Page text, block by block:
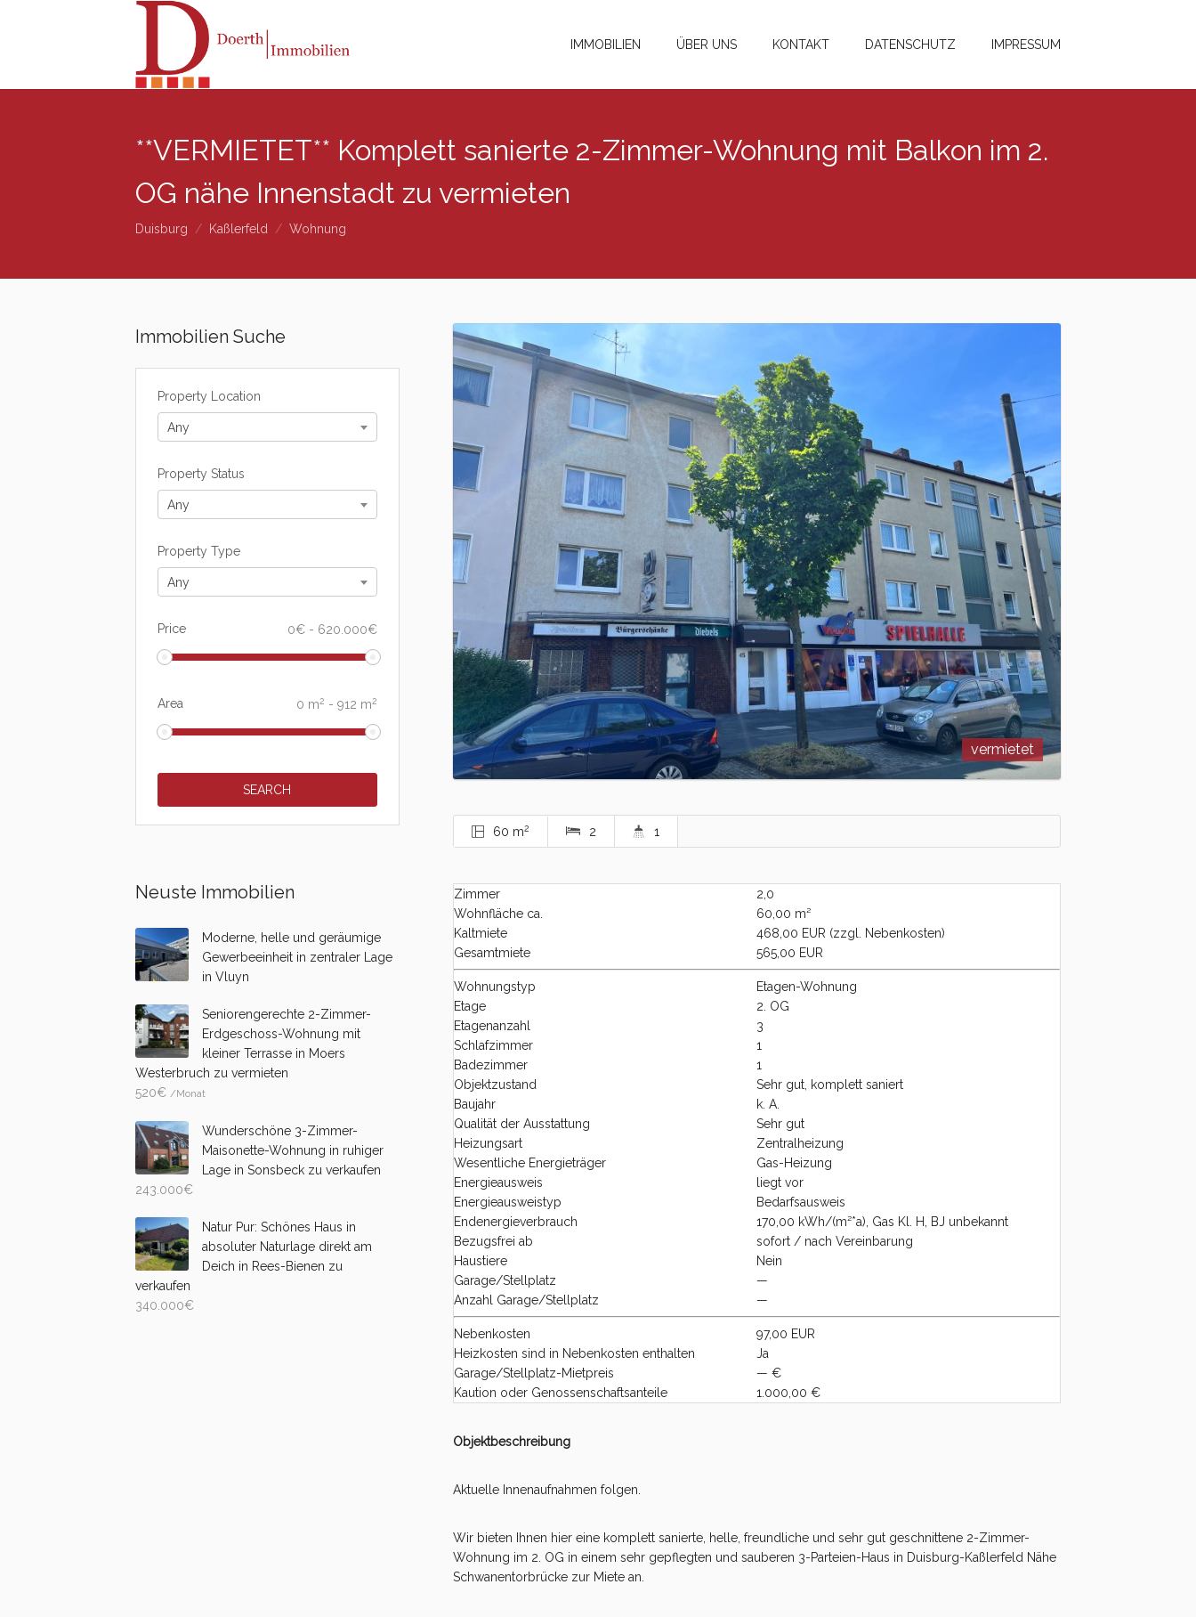
IMMOBILIEN ÜBER UNS KONTAKT DATENSCHUTZ IMPRESSUM
**VERMIETET** Komplett sanierte 2-Zimmer-Wohnung mit Balkon im 2.
OG nähe Innenstadt zu vermieten
Duisburg Kaßlerfeld Wohnung
vermietet
60 m2 2 1
Zimmer
2,0
Wohnfläche ca.
60,00 m²
Kaltmiete
468,00 EUR (zzgl. Nebenkosten)
Gesamtmiete
565,00 EUR
Wohnungstyp
Etagen-Wohnung
Etage
2. OG
Etagenanzahl
3
Schlafzimmer
1
Badezimmer
1
Objektzustand
Sehr gut, komplett saniert
Baujahr
k. A.
Qualität der Ausstattung
Sehr gut
Heizungsart
Zentralheizung
Wesentliche Energieträger
Gas-Heizung
Energieausweis
liegt vor
Energieausweistyp
Bedarfsausweis
Endenergieverbrauch
170,00 kWh/(m²*a), Gas Kl. H, BJ unbekannt
Bezugsfrei ab
sofort / nach Vereinbarung
Haustiere
Nein
Garage/Stellplatz
—
Anzahl Garage/Stellplatz
—
Nebenkosten
97,00 EUR
Heizkosten sind in Nebenkosten enthalten
Ja
Garage/Stellplatz-Mietpreis
— €
Kaution oder Genossenschaftsanteile
1.000,00 €
Objektbeschreibung
Aktuelle Innenaufnahmen folgen.
Wir bieten Ihnen hier eine komplett sanierte, helle, freundliche und sehr gut geschnittene 2-Zimmer-
Wohnung im 2. OG in einem sehr gepflegten und sauberen 3-Parteien-Haus in Duisburg-Kaßlerfeld Nähe
Schwanentorbrücke zur Miete an.
Immobilien Suche
Property Location
Any
Property Status
Any
Property Type
Any
Price 0€- 620.000€
Area 0 m2 - 912 m2
Neuste Immobilien
Moderne, helle und geräumige
Gewerbeeinheit in zentraler Lage
in Vluyn
Seniorengerechte 2-Zimmer-
Erdgeschoss-Wohnung mit
kleiner Terrasse in Moers
Westerbruch zu vermieten
520€ /Monat
Wunderschöne 3-Zimmer-
Maisonette-Wohnung in ruhiger
Lage in Sonsbeck zu verkaufen
243.000€
Natur Pur: Schönes Haus in
absoluter Naturlage direkt am
Deich in Rees-Bienen zu
verkaufen
340.000€